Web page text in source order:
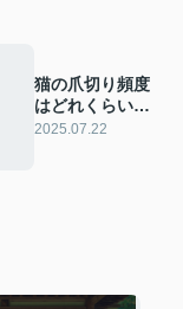
猫の爪切り頻度
はどれくらい？
上手にするコツ
2025.07.22